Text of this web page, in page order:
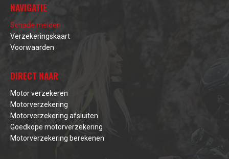
NAVIGATIE
Schade melden
Verzekeringskaart
Voorwaarden
DIRECT NAAR
Motor verzekeren
Motorverzekering
Motorverzekering afsluiten
Goedkope motorverzekering
Motorverzekering berekenen